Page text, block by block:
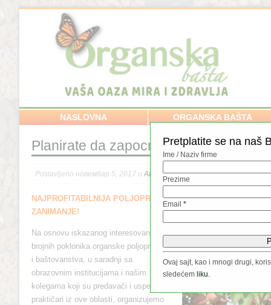
NASLOVNA ORGANSKA BAŠTA
Planirate da zapocnete novi posao?
Postavljeno новембар 5, 2017 u Aktuelno,Povrće / Voće / Začini//
NAJPROFITABILNIJA POLJOPRIVREDNA PROIZVODNJA
ZANIMANJE!
Na osnovu iskazanog interesovanja
brojnih poklonika organske poljoprivrede
i baštovanstva, u saradnji sa
obrazovnim institucijama i našim
kolegama koji su predavači i uspešni
praktičari iz ove oblasti, organizujemo
Pretplatite se na naš
Ime / Naziv firme
Prezime
Email *
Ovaj sajt, kao i mnogi drugi,
sledećem liku.